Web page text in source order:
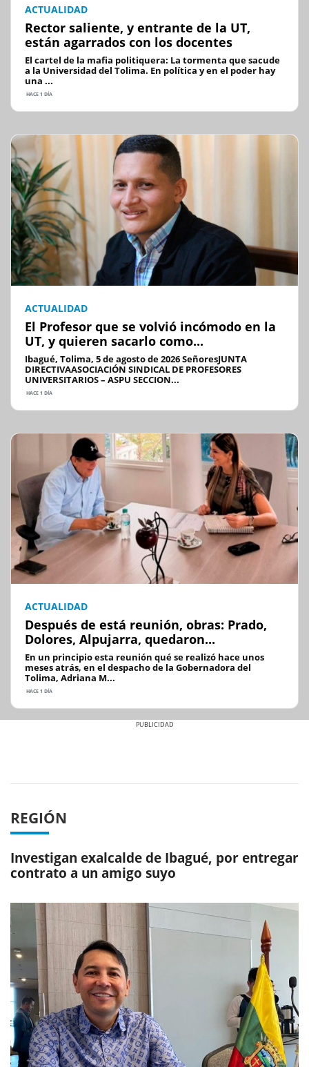
ACTUALIDAD
Rector saliente, y entrante de la UT,
están agarrados con los docentes
El cartel de la mafia politiquera: La tormenta que sacude
a la Universidad del Tolima. En política y en el poder hay
una ...
HACE 1 DÍA
ACTUALIDAD
El Profesor que se volvió incómodo en la
UT, y quieren sacarlo como...
Ibagué, Tolima, 5 de agosto de 2026 SeñoresJUNTA
DIRECTIVAASOCIACIÓN SINDICAL DE PROFESORES
UNIVERSITARIOS – ASPU SECCION...
HACE 1 DÍA
ACTUALIDAD
Después de está reunión, obras: Prado,
Dolores, Alpujarra, quedaron...
En un principio esta reunión qué se realizó hace unos
meses atrás, en el despacho de la Gobernadora del
Tolima, Adriana M...
HACE 1 DÍA
REGIÓN
Investigan exalcalde de Ibagué, por entregar
contrato a un amigo suyo